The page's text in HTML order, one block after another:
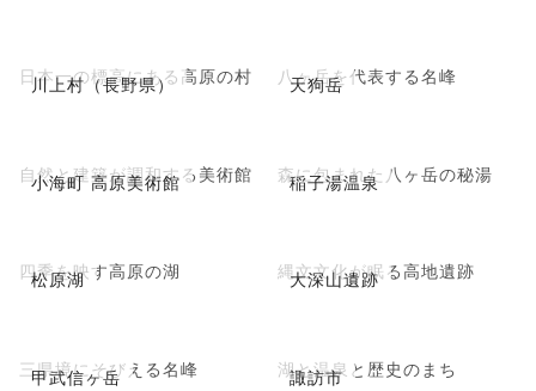
川上村（長野県）
日本一の標高にある高原の村 天狗岳
八ヶ岳を代表する名峰
小海町 高原美術館
自然と建築が調和する美術館 稲子湯温泉
森に包まれた八ヶ岳の秘湯
松原湖
四季を映す高原の湖 大深山遺跡
縄文文化が眠る高地遺跡
甲武信ヶ岳
三県境にそびえる名峰 諏訪市
湖と温泉と歴史のまち